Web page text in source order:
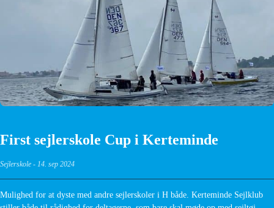
First sejlerskole Cup i Kerteminde
Sejlerskole - 14. sep 2024
Mulighed for at dyste med andre sejlerskoler i H både. Kerteminde Sejlklub